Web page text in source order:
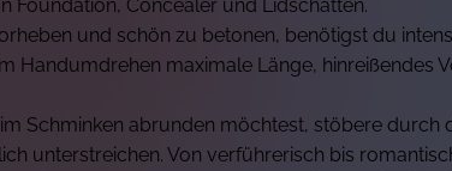
Foundation, Concealer und Lidschatten.
und schön zu betonen, benötigst du
maximale Länge, hinreißendes
Schminken abrunden möchtest, stöbere durch
unterstreichen. Von verführerisch bis